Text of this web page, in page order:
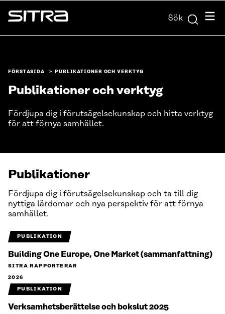
Skip to
content
Sitra Sök Meny
FÖRSTASIDA PUBLIKATIONER OCH VERKTYG
Publikationer och verktyg
Fördjupa dig i förutsägelsekunskap och hitta verktyg
för att förnya samhället.
Publikationer
Fördjupa dig i förutsägelsekunskap och ta till dig
nyttiga lärdomar och nya perspektiv för att förnya
samhället.
PUBLIKATION
Building One Europe, One Market (sammanfattning)
SITRA RAPPORTERAR
2026
PUBLIKATION
Verksamhetsberättelse och bokslut 2025